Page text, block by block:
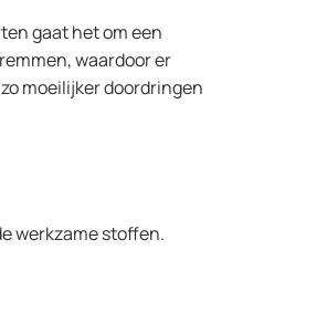
gaat het om een
waardoor er
moeilijker doordringen
werkzame stoffen.